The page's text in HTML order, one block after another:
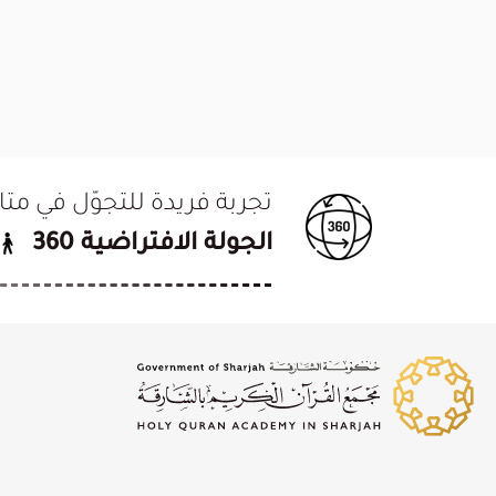
تجربة فريدة للتجوّل في
الجولة الافتراضية 360